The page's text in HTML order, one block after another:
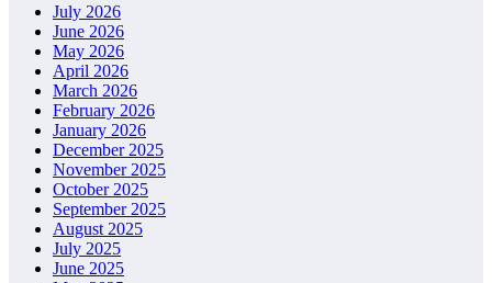
July 2026
June 2026
May 2026
April 2026
March 2026
February 2026
January 2026
December 2025
November 2025
October 2025
September 2025
August 2025
July 2025
June 2025